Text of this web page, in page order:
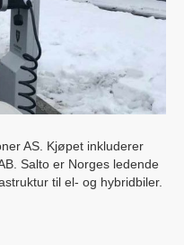
AS. Kjøpet inkluderer
Salto er Norges ledende
til el- og hybridbiler.